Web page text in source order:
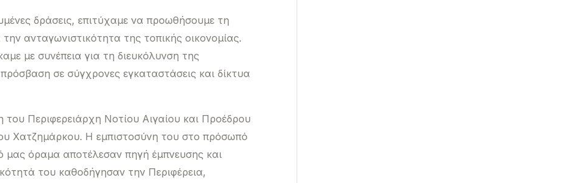
δράσεις, επιτύχαμε να προωθήσουμε τη
ανταγωνιστικότητα της τοπικής οικονομίας.
με συνέπεια για τη διευκόλυνση της
σε σύγχρονες εγκαταστάσεις και δίκτυα
του Περιφερειάρχη Νοτίου Αιγαίου και Προέδρου
Χατζημάρκου. Η εμπιστοσύνη του στο πρόσωπό
όραμα αποτέλεσαν πηγή έμπνευσης και
του καθοδήγησαν την Περιφέρεια,